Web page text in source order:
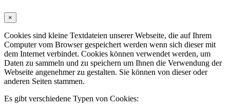
×
Cookies sind kleine Textdateien unserer Webseite, die auf Ihrem
Computer vom Browser gespeichert werden wenn sich dieser mit
dem Internet verbindet. Cookies können verwendet werden, um
Daten zu sammeln und zu speichern um Ihnen die Verwendung der
Webseite angenehmer zu gestalten. Sie können von dieser oder
anderen Seiten stammen.
Es gibt verschiedene Typen von Cookies: